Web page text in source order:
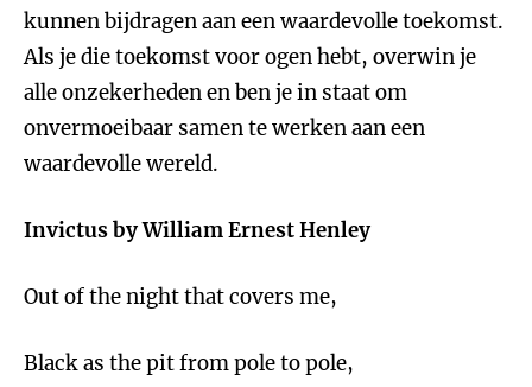
kunnen bijdragen aan een waardevolle toekomst.
Als je die toekomst voor ogen hebt, overwin je
alle onzekerheden en ben je in staat om
onvermoeibaar samen te werken aan een
waardevolle wereld.
Invictus by William Ernest Henley
Out of the night that covers me,
Black as the pit from pole to pole,